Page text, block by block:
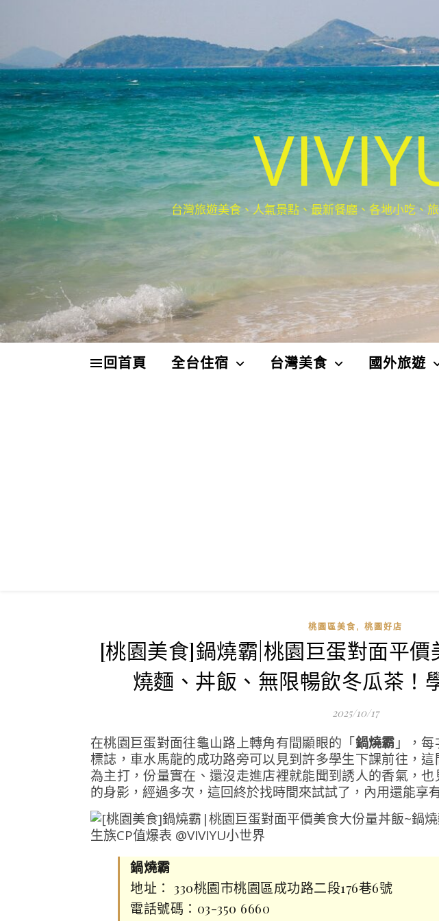
台灣旅遊美食、人氣景點、最新餐廳、各地小吃、
回首頁 全台住宿 台灣美食 國外旅遊
桃園區美食 , 桃園好店
[桃園美食]鍋燒霸|桃園巨蛋對面平
燒麵、丼飯、無限暢飲冬瓜茶！
2025/10/17
在桃園巨蛋對面往龜山路上轉角有間顯眼的「鍋燒霸 」，
標誌，車水馬龍的成功路旁可以見到許多學生下課前往，
為主打，份量實在、還沒走進店裡就能聞到誘人的香氣，
的身影，經過多次，這回終於找時間來試試了，內用還能享
鍋燒霸
地址： 330桃園市桃園區成功路二段176巷6號
電話號碼：03-350 6660